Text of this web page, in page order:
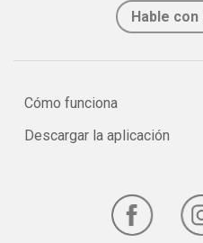
Hable
Cómo funciona
Descargar la aplicación